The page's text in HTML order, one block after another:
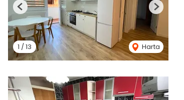
1 /13 Harta
Previous Next